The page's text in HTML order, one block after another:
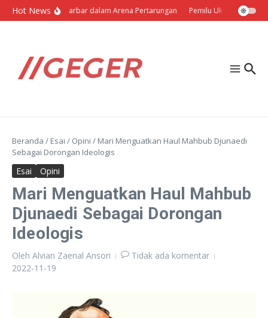
Lewati ke konten
Hot NewsPolitik Barbar dalam Arena Pertarungan Pemilu Ukraina: Milih
Beranda / Esai / Opini / Mari Menguatkan Haul Mahbub Djunaedi
Sebagai Dorongan Ideologis
Esai Opini
Mari Menguatkan Haul Mahbub
Djunaedi Sebagai Dorongan
Ideologis
Oleh Alvian Zaenal Ansori
Tidak ada komentar
2022-11-19